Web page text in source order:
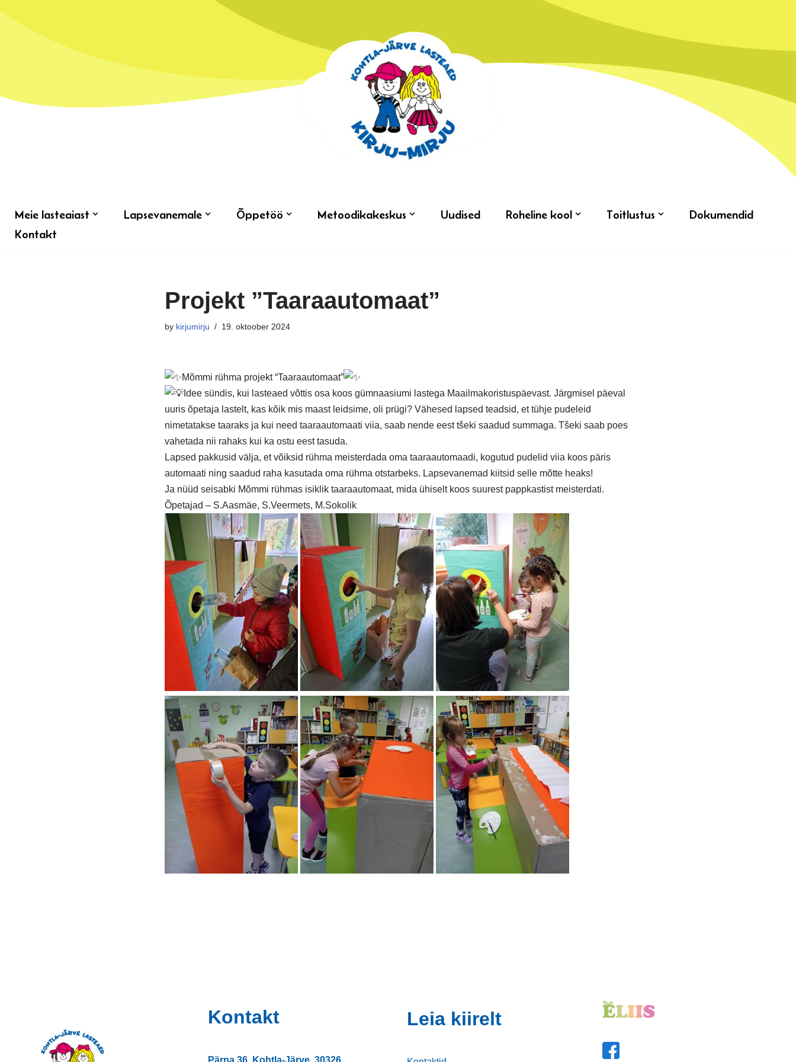
Meie lasteaiast Lapsevanemale Õppetöö Metoodikakeskus Uudised Roheline kool Toitlustus
Dokumendid
Kontakt
Projekt ”Taaraautomaat”
by kirjumirju 19. oktoober 2024
Mõmmi rühma projekt “Taaraautomaat”
Idee sündis, kui lasteaed võttis osa koos gümnaasiumi lastega Maailmakoristuspäevast. Järgmisel päeval
uuris õpetaja lastelt, kas kõik mis maast leidsime, oli prügi? Vähesed lapsed teadsid, et tühje pudeleid
nimetatakse taaraks ja kui need taaraautomaati viia, saab nende eest tšeki saadud summaga. Tšeki saab poes
vahetada nii rahaks kui ka ostu eest tasuda.
Lapsed pakkusid välja, et võiksid rühma meisterdada oma taaraautomaadi, kogutud pudelid viia koos päris
automaati ning saadud raha kasutada oma rühma otstarbeks. Lapsevanemad kiitsid selle mõtte heaks!
Ja nüüd seisabki Mõmmi rühmas isiklik taaraautomaat, mida ühiselt koos suurest pappkastist meisterdati.
Õpetajad – S.Aasmäe, S.Veermets, M.Sokolik
Kontakt
Pärna 36, Kohtla-Järve, 30326
Leia kiirelt